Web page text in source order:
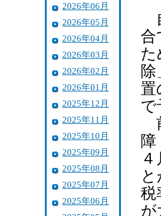
2026年06月
2026年05月
2026年04月
2026年03月
2026年02月
2026年01月
2025年12月
2025年11月
2025年10月
2025年09月
2025年08月
2025年07月
2025年06月
合
た
置
で
税
が